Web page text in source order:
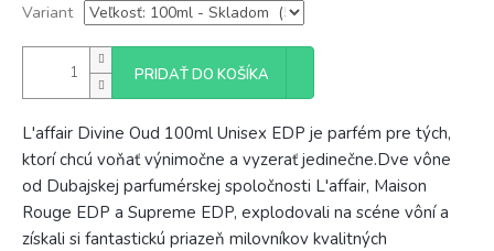
Variant
PRIDAŤ DO KOŠÍKA
L'affair Divine Oud 100ml Unisex EDP je parfém pre tých,
ktorí chcú voňať výnimočne a vyzerať jedinečne.Dve vône
od Dubajskej parfumérskej spoločnosti L'affair, Maison
Rouge EDP a Supreme EDP, explodovali na scéne vôní a
získali si fantastickú priazeň milovníkov kvalitných